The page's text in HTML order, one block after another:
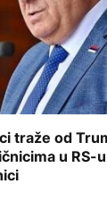
traže od
u RS-